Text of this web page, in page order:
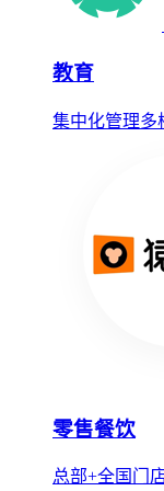
教育
集中化管理多
零售餐饮
总部+全国门